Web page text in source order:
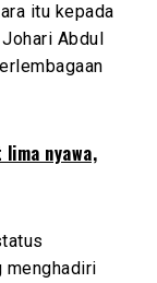
itu kepada
Abdul
nyawa,
menghadiri